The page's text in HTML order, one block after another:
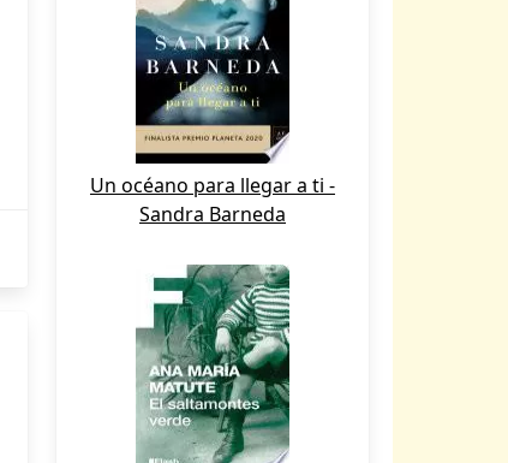
Un océano para llegar a ti -
Sandra Barneda